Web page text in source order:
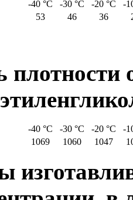
-40 °С -30 °С -20 °С
-
53 46 36
-40 °С -30 °С -20 °С
-
1069 1060 1047